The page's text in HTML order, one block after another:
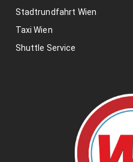
Stadtrundfahrt Wien
Taxi Wien
Shuttle Service